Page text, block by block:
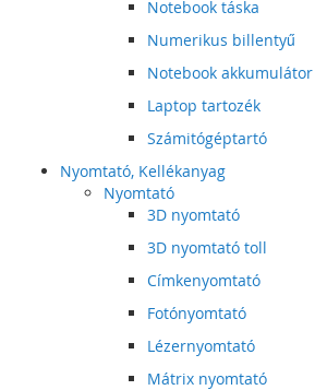
Notebook táska
Numerikus billentyű
Notebook akkumulátor
Laptop tartozék
Számitógéptartó
Nyomtató, Kellékanyag
Nyomtató
3D nyomtató
3D nyomtató toll
Címkenyomtató
Fotónyomtató
Lézernyomtató
Mátrix nyomtató